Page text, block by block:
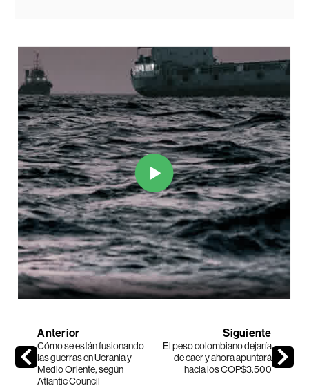
Anterior
Cómo se están fusionando
las guerras en Ucrania y
Medio Oriente, según
Atlantic Council
Siguiente
El peso colombiano dejaría
de caer y ahora apuntará
hacia los COP$3.500